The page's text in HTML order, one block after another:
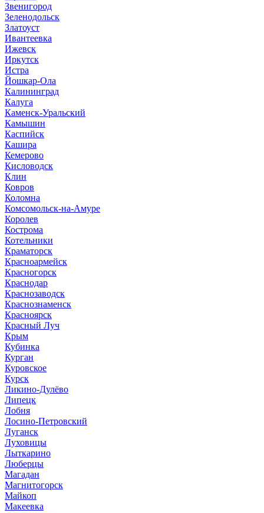
Звенигород
Зеленодольск
Златоуст
Ивантеевка
Ижевск
Иркутск
Истра
Йошкар-Ола
Калининград
Калуга
Каменск-Уральский
Камышин
Каспийск
Кашира
Кемерово
Кисловодск
Клин
Ковров
Коломна
Комсомольск-на-Амуре
Королев
Кострома
Котельники
Краматорск
Красноармейск
Красногорск
Краснодар
Краснозаводск
Краснознаменск
Красноярск
Красный Луч
Крым
Кубинка
Курган
Куровское
Курск
Ликино-Дулёво
Липецк
Лобня
Лосино-Петровский
Луганск
Луховицы
Лыткарино
Люберцы
Магадан
Магнитогорск
Майкоп
Макеевка